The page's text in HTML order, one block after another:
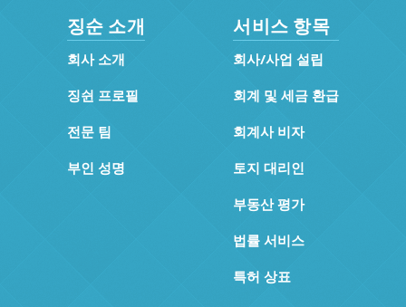
징순 소개
회사 소개
징쉰 프로필
전문 팀
부인 성명
서비스 항목
회사/사업 설립
회계 및 세금 환급
회계사 비자
토지 대리인
부동산 평가
법률 서비스
특허 상표